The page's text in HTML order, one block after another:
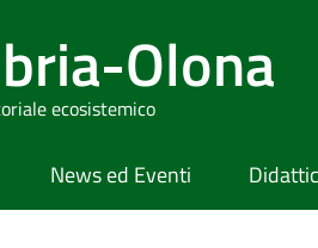
Olona
ecosistemico
News ed Eventi